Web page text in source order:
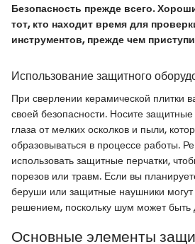
Безопасность прежде всего.
тот, кто находит время для
инструментов, прежде чем
Использование защитного
При сверлении керамической плитки
своей безопасности. Носите
глаза от мелких осколков и пыли,
образовываться в процессе работы.
использовать защитные перчатки,
порезов или травм. Если вы
беруши или защитные наушники могут
решением, поскольку шум может быть
Основные элементы